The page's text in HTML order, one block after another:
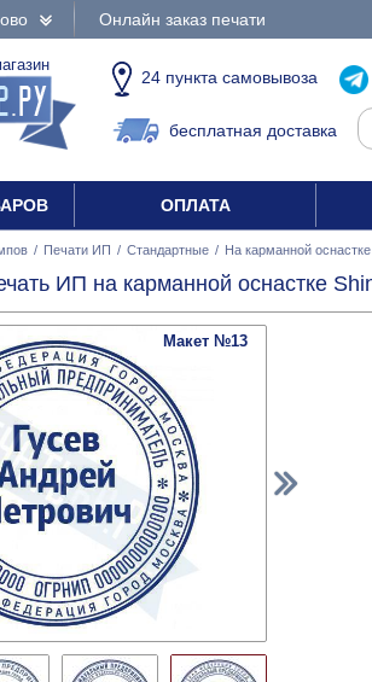
Онлайн заказ печати
24 пункта самовывоза
бесплатная доставка
ОПЛАТА
/ Печати ИП / Стандартные / На карманной
ИП на карманной оснастке
Макет №13